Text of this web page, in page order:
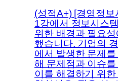
(성적A+) [경영정보
1강에서 정보시스
위한 배경과 필요
했습니다. 기업의
에서 발생한 문제를
해 문제점과 이슈
이를 해결하기 위